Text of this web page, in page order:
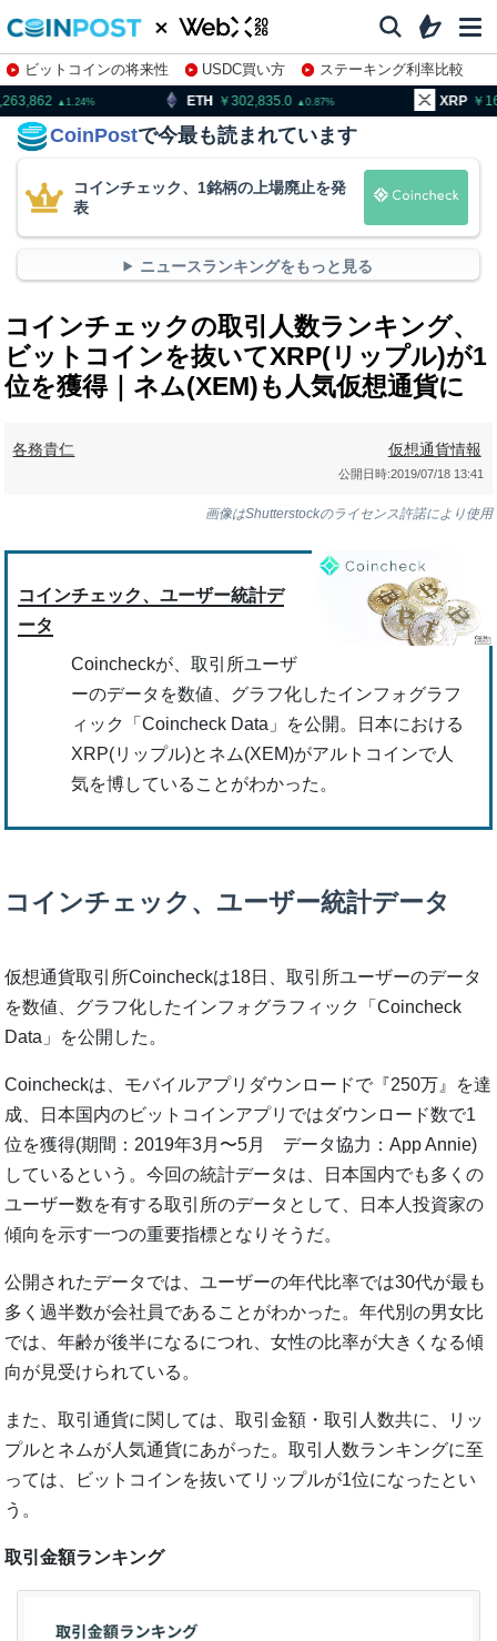
ビットコインの将来性 USDC買い方
ステーキング利率比較
株特集・関連銘柄
ETH 302,835.0 XRP 163.23
CoinPostで今最も読まれています
コインチェック、1銘柄の上場廃止を発
表
ニュースランキングをもっと見る
コインチェックの取引人数ランキング、
ビットコインを抜いてXRP(リップル)が1
位を獲得｜ネム(XEM)も人気仮想通貨に
各務貴仁 仮想通貨情報
公開日時:2019/07/18 13:41
画像はShutterstockのライセンス許諾により使用
コインチェック、ユーザー統計デ
ータ
Coincheckが、取引所ユーザ
ーのデータを数値、グラフ化したインフォグラフ
ィック「Coincheck Data」を公開。日本における
XRP(リップル)とネム(XEM)がアルトコインで人
気を博していることがわかった。
コインチェック、ユーザー統計データ
仮想通貨取引所Coincheckは18日、取引所ユーザーのデータ
を数値、グラフ化したインフォグラフィック「Coincheck
Data」を公開した。
Coincheckは、モバイルアプリダウンロードで『250万』を達
成、日本国内のビットコインアプリではダウンロード数で1
位を獲得(期間：2019年3月〜5月 データ協力：App Annie)
しているという。今回の統計データは、日本国内でも多くの
ユーザー数を有する取引所のデータとして、日本人投資家の
傾向を示す一つの重要指標となりそうだ。
公開されたデータでは、ユーザーの年代比率では30代が最も
多く過半数が会社員であることがわかった。年代別の男女比
では、年齢が後半になるにつれ、女性の比率が大きくなる傾
向が見受けられている。
また、取引通貨に関しては、取引金額・取引人数共に、リッ
プルとネムが人気通貨にあがった。取引人数ランキングに至
っては、ビットコインを抜いてリップルが1位になったとい
う。
取引金額ランキング